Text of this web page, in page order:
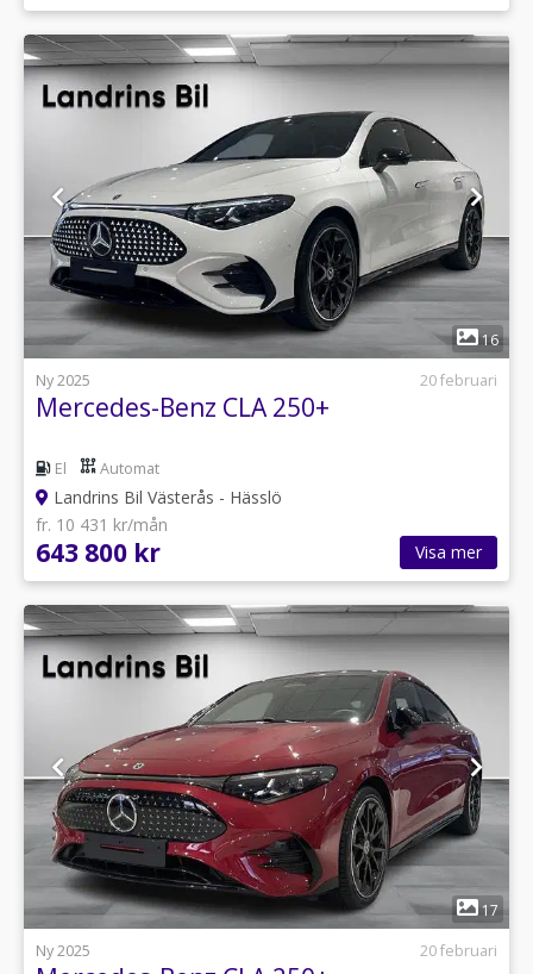
1
16
Ny 2025
20 februari
Mercedes-Benz CLA 250+
El Automat
Landrins Bil Västerås - Hässlö
fr. 10 431 kr/mån
643 800 kr Visa mer
1
17
Ny 2025
20 februari